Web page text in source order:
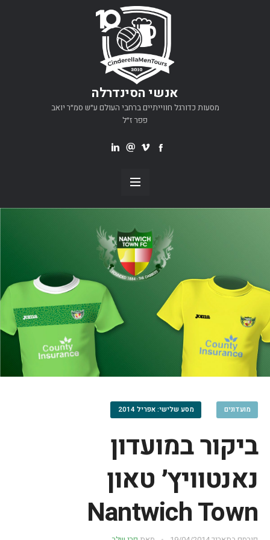
אנשי הסינדרלה
מסעות כדורגל חווייתיים ברחבי העולם ע״ש סמ״ר יואב
פפר ז״ל
מועדונים מסע שלישי: אפריל 2014
ביקור במועדון
נאנטוויץ׳ טאון
Nantwich Town